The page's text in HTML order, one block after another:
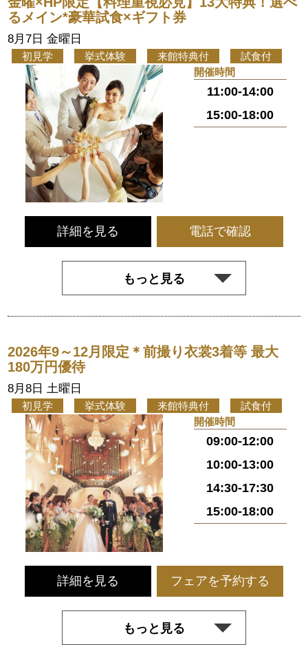
るメイン*豪華試食×ギフト券
8月7日 金曜日
初見学 挙式体験 来館特典付
試食付
開催時間
11:00-14:00
15:00-18:00
詳細を見る 電話で確認
もっと見る
2026年9～12月限定＊前撮り衣裳3着等 最大
180万円優待
8月8日 土曜日
初見学 挙式体験 来館特典付
試食付
開催時間
09:00-12:00
10:00-13:00
14:30-17:30
15:00-18:00
詳細を見る フェアを予約する
もっと見る